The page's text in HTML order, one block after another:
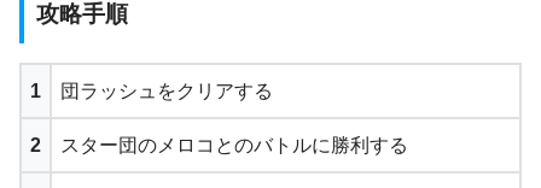
攻略手順
1 団ラッシュをクリアする
2 スター団のメロコとのバトルに勝利する